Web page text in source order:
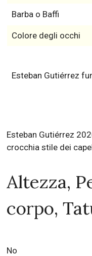
Barba o Baffi
Colore degli occhi
Esteban Gutiérrez
Esteban Gutiérrez
crocchia stile dei
Altezza,
corpo,
No